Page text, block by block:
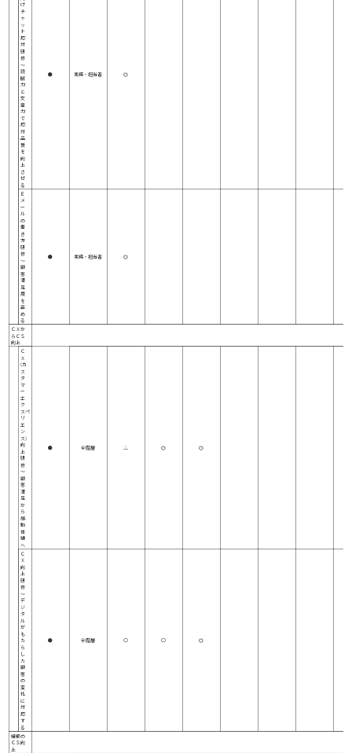
け
チ
ャ
ッ
ト
応
対
研
修
～
読
解
力
と
文
章
力
で
応
対
品
質
を
向
上
さ
せ
る
● 実務・担当者 ◎
Ｅ
メ
ー
ル
の
書
き
方
研
修
～
顧
客
満
足
度
を
高
め
る
● 実務・担当者 ◎
ＣＸか
らＣＳ
向上
Ｃ
Ｘ
(カ
ス
タ
マ
ー
エ
ク
スペ
リ
エ
ン
ス)
向
上
研
修
～
顧
客
満
足
か
ら
感
動
体
験
へ
● 全階層 △ ◎ ◎
Ｃ
Ｘ
向
上
研
修
～
デ
ジ
タ
ル
が
も
た
ら
し
た
顧
客
の
変
化
に
対
応
す
る
● 全階層 ○ ○ ◎
組織の
ＣＳ向
上